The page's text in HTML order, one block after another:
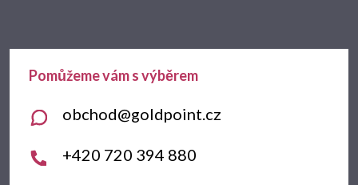
a
obchod@goldpoint.cz
+420 720 394 880